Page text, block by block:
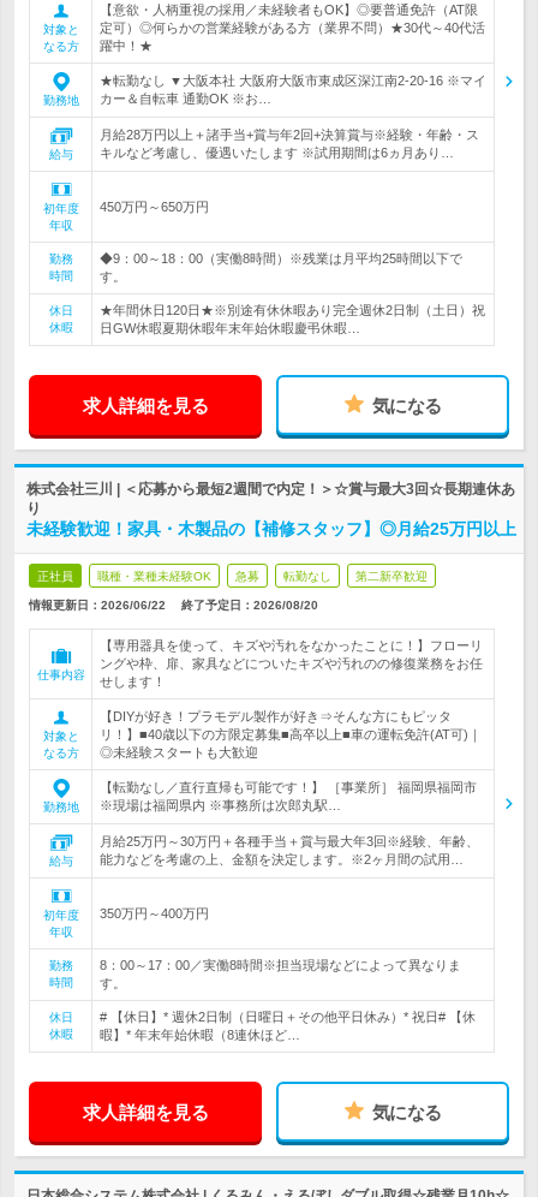
対象と
なる方
【意欲・人柄重視の採用／未経験者もOK】◎要普通免許（AT限
定可）◎何らかの営業経験がある方（業界不問）★30代～40代活
躍中！★
勤務地
★転勤なし ▼大阪本社 大阪府大阪市東成区深江南2-20-16 ※マイ
カー＆自転車 通勤OK ※お…
給与
月給28万円以上＋諸手当+賞与年2回+決算賞与※経験・年齢・ス
キルなど考慮し、優遇いたします ※試用期間は6ヵ月あり…
初年度
年収
450万円～650万円
勤務
時間
◆9：00～18：00（実働8時間）※残業は月平均25時間以下で
す。
休日
休暇
★年間休日120日★※別途有休休暇あり完全週休2日制（土日）祝
日GW休暇夏期休暇年末年始休暇慶弔休暇…
求人詳細を見る 気になる
株式会社三川 | ＜応募から最短2週間で内定！＞☆賞与最大3回☆長期連休あ
り
未経験歓迎！家具・木製品の【補修スタッフ】◎月給25万円以上
正社員 職種・業種未経験OK 急募 転勤なし 第二新卒歓迎
情報更新日：2026/06/22 終了予定日： 2026/08/20
仕事内容
【専用器具を使って、キズや汚れをなかったことに！】フローリ
ングや枠、扉、家具などについたキズや汚れのの修復業務をお任
せします！
対象と
なる方
【DIYが好き！プラモデル製作が好き⇒そんな方にもピッタ
リ！】■40歳以下の方限定募集■高卒以上■車の運転免許(AT可)｜
◎未経験スタートも大歓迎
勤務地
【転勤なし／直行直帰も可能です！】 ［事業所］ 福岡県福岡市
※現場は福岡県内 ※事務所は次郎丸駅…
給与
月給25万円～30万円＋各種手当＋賞与最大年3回※経験、年齢、
能力などを考慮の上、金額を決定します。※2ヶ月間の試用…
初年度
年収
350万円～400万円
勤務
時間
8：00～17：00／実働8時間※担当現場などによって異なりま
す。
休日
休暇
# 【休日】* 週休2日制（日曜日＋その他平日休み）* 祝日# 【休
暇】* 年末年始休暇（8連休ほど…
求人詳細を見る 気になる